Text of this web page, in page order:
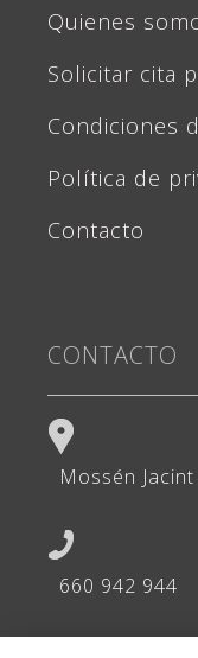
Quienes
Solicitar cita
Condiciones
Política de
Contacto
CONTACTO
Mossén
660 942 944